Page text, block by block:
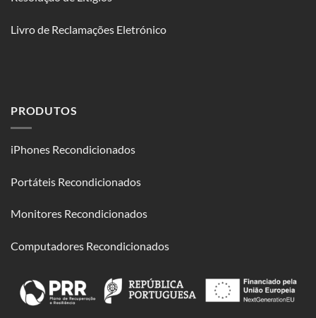
Livro de Reclamações Eletrónico
PRODUTOS
iPhones Recondicionados
Portáteis Recondicionados
Monitores Recondicionados
Computadores Recondicionados